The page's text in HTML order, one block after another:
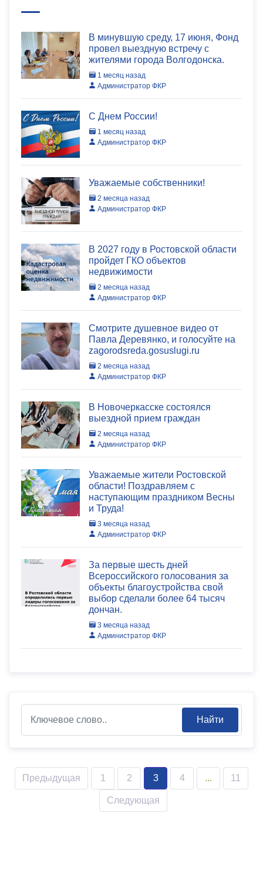
В минувшую среду, 17 июня, Фонд
провел выездную встречу с
жителями города Волгодонска.
1 месяц назад
Администратор ФКР
C Днем России!
1 месяц назад
Администратор ФКР
Уважаемые собственники!
2 месяца назад
Администратор ФКР
В 2027 году в Ростовской области
пройдет ГКО объектов
недвижимости
2 месяца назад
Администратор ФКР
Смотрите душевное видео от
Павла Деревянко, и голосуйте на
zagorodsreda.gosuslugi.ru
2 месяца назад
Администратор ФКР
В Новочеркасске состоялся
выездной прием граждан
2 месяца назад
Администратор ФКР
Уважаемые жители Ростовской
области! Поздравляем с
наступающим праздником Весны
и Труда!
3 месяца назад
Администратор ФКР
За первые шесть дней
Всероссийского голосования за
объекты благоустройства свой
выбор сделали более 64 тысяч
дончан.
3 месяца назад
Администратор ФКР
Найти
Предыдущая 1 2 3 4 ... 11
Следующая